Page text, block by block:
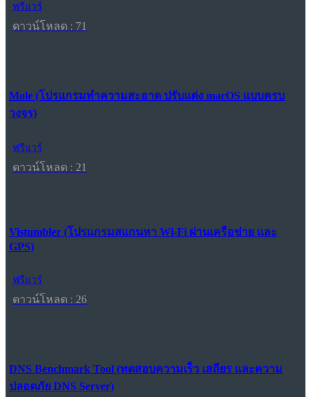
ฟรีแวร์
ดาวน์โหลด : 71
Mole (โปรแกรมทำความสะอาด ปรับแต่ง macOS แบบครบ
วงจร)
ฟรีแวร์
ดาวน์โหลด : 21
Vistumbler (โปรแกรมสแกนหา Wi-Fi ผ่านเครือข่าย และ
GPS)
ฟรีแวร์
ดาวน์โหลด : 26
DNS Benchmark Tool (ทดสอบความเร็ว เสถียร และความ
ปลอดภัย DNS Server)